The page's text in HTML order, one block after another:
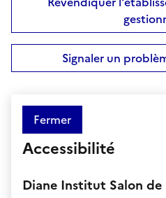
Signaler un
Fermer
Accessibilité
Diane Institut Salon